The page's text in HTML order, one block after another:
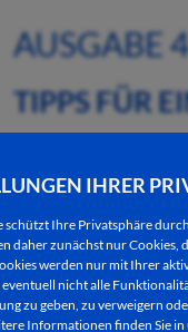
IHRER
schützt Ihre Privatsphäre
daher zunächst nur Cookies,
werden nur mit Ihrer
nicht alle
zu geben, zu verweigern
Informationen finden Sie in
AUSGABE
TIPPS FÜR
Das
Uhr zu „Tipps für
Ein gut